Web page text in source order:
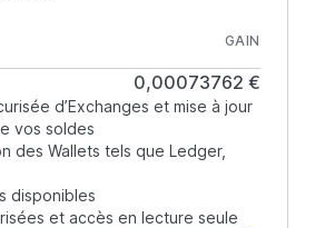
GAIN
0,00073762 €
d’Exchanges et mise à jour
vos soldes
des Wallets tels que Ledger,
disponibles
et accès en lecture seule